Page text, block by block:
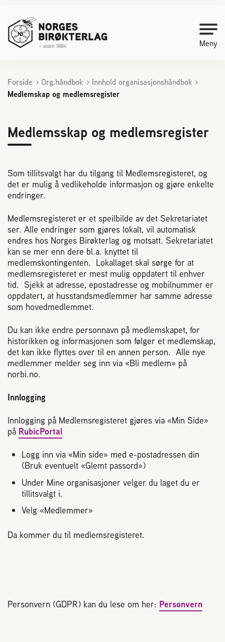
Meny
Kontakt oss
Starte med birøkt
Medlemssider
Reaksjon på bistikk
Om Norges Birøkterlag
Finn fylkes- og lokallag
Nyheter
Kurs
Aktivitetskalender
Lover og regler
Plassering av bigård
Sjekkliste for kjøp og salg av bier
Sykdom hos bier
Norges Birøkterlags standpunkt
Forside Org.håndbok
Innhold organisasjonshåndbok
Medlemskap og medlemsregister
Medlemsskap og medlemsregister
Som tillitsvalgt har du tilgang til Medlemsregisteret, og
det er mulig å vedlikeholde informasjon og gjøre enkelte
endringer.
Medlemsregisteret er et speilbilde av det Sekretariatet
ser. Alle endringer som gjøres lokalt, vil automatisk
endres hos Norges Birøkterlag og motsatt. Sekretariatet
kan se mer enn dere bl.a. knyttet til
medlemskontingenten. Lokallaget skal sørge for at
medlemsregisteret er mest mulig oppdatert til enhver
tid. Sjekk at adresse, epostadresse og mobilnummer er
oppdatert, at husstandsmedlemmer har samme adresse
som hovedmedlemmet.
Du kan ikke endre personnavn på medlemskapet, for
historikken og informasjonen som følger et medlemskap,
det kan ikke flyttes over til en annen person. Alle nye
medlemmer melder seg inn via «Bli medlem» på
norbi.no.
Innlogging
Innlogging på Medlemsregisteret gjøres via «Min Side»
på RubicPortal
Logg inn via «Min side» med e-postadressen din
(Bruk eventuelt «Glemt passord»)
Under Mine organisasjoner velger du laget du er
tillitsvalgt i.
Velg «Medlemmer»
Da kommer du til medlemsregisteret.
Personvern (GDPR) kan du lese om her: Personvern